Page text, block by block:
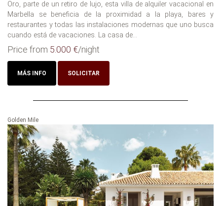
Oro, parte de un retiro de lujo, esta villa de alquiler vacacional en
Marbella se beneficia de la proximidad a la playa, bares y
restaurantes y todas las instalaciones modernas que uno busca
cuando está de vacaciones. La casa de...
Price from 5.000 €/night
MÁS INFO SOLICITAR
Golden Mile